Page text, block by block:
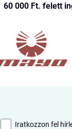
60 000 Ft​. felett
Iratkozzon fel